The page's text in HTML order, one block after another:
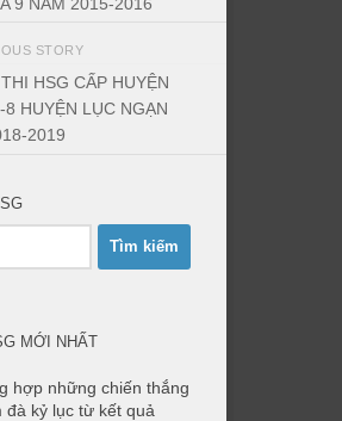
STORY
HSG CẤP HUYỆN
HUYỆN LỤC NGẠN
2019
MỚI NHẤT
hợp những chiến thắng
đà kỷ lục từ kết quả